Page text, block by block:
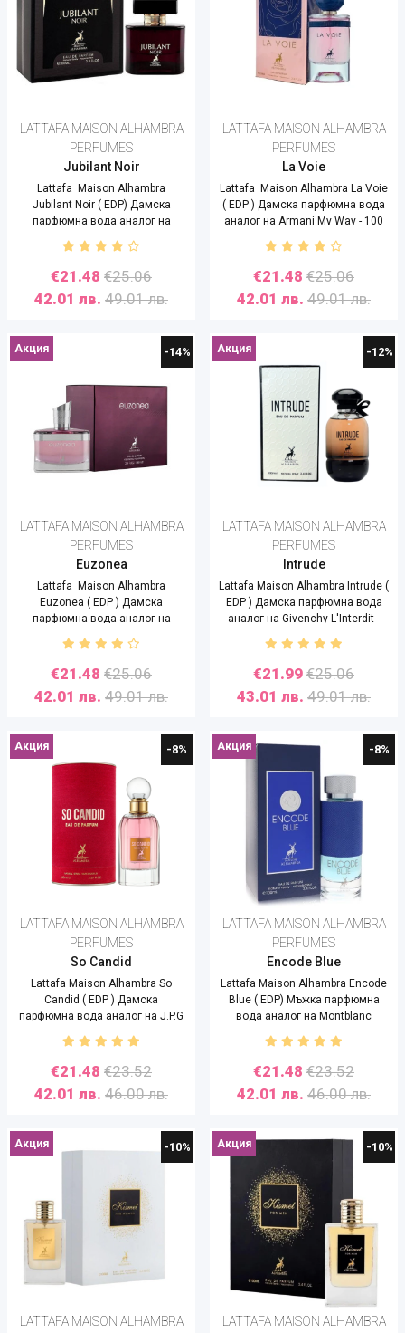
LATTAFA MAISON ALHAMBRA
PERFUMES
Jubilant Noir
Lattafa Maison Alhambra
Jubilant Noir ( EDP) Дамска
парфюмна вода аналог на
Versace Crystal Noir - 100 ml
€21.48 €25.06
42.01 лв. 49.01 лв.
LATTAFA MAISON ALHAMBRA
PERFUMES
La Voie
Lattafa Maison Alhambra La Voie
( EDP ) Дамска парфюмна вода
аналог на Armani My Way - 100
ml
€21.48 €25.06
42.01 лв. 49.01 лв.
-14%
Акция
LATTAFA MAISON ALHAMBRA
PERFUMES
Euzonea
Lattafa Maison Alhambra
Euzonea ( EDP ) Дамска
парфюмна вода аналог на
Calvin Klein Euphoria- 100 ml
€21.48 €25.06
42.01 лв. 49.01 лв.
-12%
Акция
LATTAFA MAISON ALHAMBRA
PERFUMES
Intrude
Lattafa Maison Alhambra Intrude (
EDP ) Дамска парфюмна вода
аналог на Givenchy L'Interdit -
100 ml
€21.99 €25.06
43.01 лв. 49.01 лв.
-8%
Акция
LATTAFA MAISON ALHAMBRA
PERFUMES
So Candid
Lattafa Maison Alhambra So
Candid ( EDP ) Дамска
парфюмна вода аналог на J.P.G
So Scandal- 85 ml
€21.48 €23.52
42.01 лв. 46.00 лв.
-8%
Акция
LATTAFA MAISON ALHAMBRA
PERFUMES
Encode Blue
Lattafa Maison Alhambra Encode
Blue ( EDP) Мъжка парфюмна
вода аналог на Montblanc
Explorer Blue - 100 ml
€21.48 €23.52
42.01 лв. 46.00 лв.
-10%
Акция
LATTAFA MAISON ALHAMBRA
-10%
Акция
LATTAFA MAISON ALHAMBRA